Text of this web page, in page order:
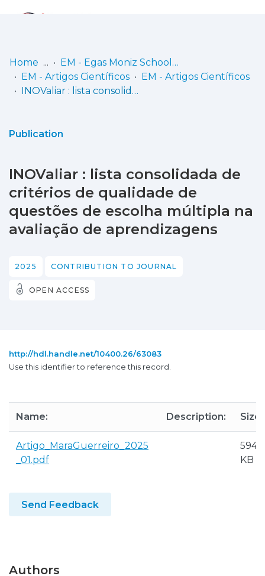
Communities
Statistics
Home
EM - Egas Moniz School of Health & Science
EM - Artigos Científicos
EM - Artigos Científicos
INOValiar : lista consolidada de critérios de qualidade de questões de escolha múltipla na avaliação de aprendizagens
Publication
INOValiar : lista consolidada de
critérios de qualidade de
questões de escolha múltipla na
avaliação de aprendizagens
2025 CONTRIBUTION TO JOURNAL
OPEN ACCESS
http://hdl.handle.net/10400.26/63083
Use this identifier to reference this record.
Name: Description: Size:
Artigo_MaraGuerreiro_2025
_01.pdf
KB
Send Feedback
Authors